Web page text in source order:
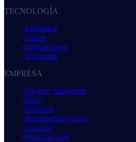
TECNOLOGÍA
Salesforce
Oracle
Integraciones
Seguridad
EMPRESA
Por qué Vantegrate
Pulse
Recursos
Herramientas gratis
Glosario
Mapa del sitio